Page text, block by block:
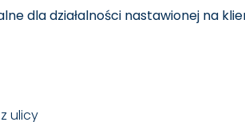
dla działalności nastawionej na
ulicy